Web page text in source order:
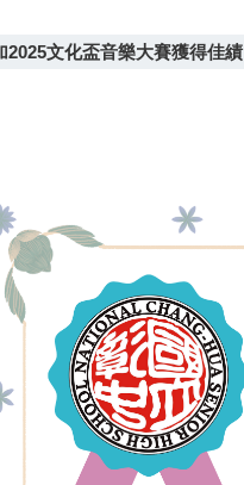
2025文化盃音樂大賽獲得佳績